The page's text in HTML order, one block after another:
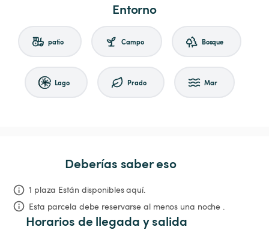
Entorno
patio Campo Bosque
Lago Prado Mar
Deberías saber eso
1 plaza Están disponibles aquí.
Esta parcela debe reservarse al menos una noche .
Horarios de llegada y salida